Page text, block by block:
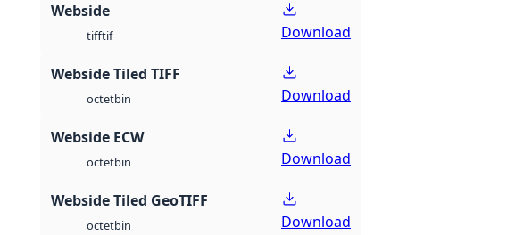
Webside
tifftif Download
Webside Tiled TIFF
octetbin Download
Webside ECW
octetbin Download
Webside Tiled GeoTIFF
octetbin Download